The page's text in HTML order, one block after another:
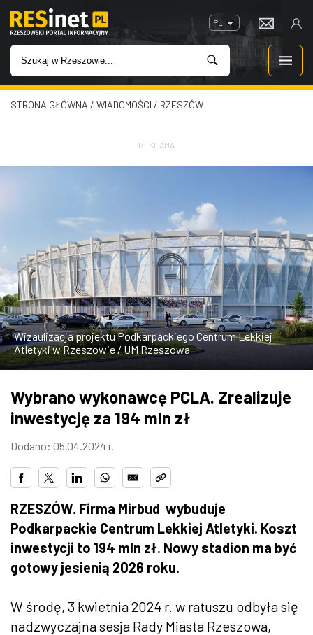
PL
WIADOMOŚCI
ROZRYWKA
W KINACH
GASTRONOMIA
ZDJĘCIA
W RZESZOWIE
STRONA GŁÓWNA / WIADOMOŚCI / RZESZÓW
REKLAMA
Wizaulizacja projektu Podkarpackiego Centrum Lekkiej
Atletyki w Rzeszowie / UM Rzeszowa
Wybrano wykonawcę PCLA. Zrealizuje
inwestycję za 194 mln zł
Dodano: 05.04.2024 r.
RZESZÓW. Firma Mirbud wybuduje
Podkarpackie Centrum Lekkiej Atletyki. Koszt
inwestycji to 194 mln zł. Nowy stadion ma być
gotowy jesienią 2026 roku.
W środę, 3 kwietnia 2024 r. w ratuszu odbyła się
nadzwyczajna sesja Rady Miasta Rzeszowa,